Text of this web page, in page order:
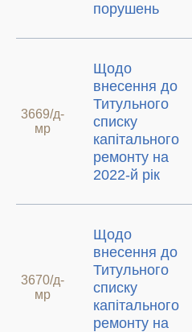
порушень
3669/д-
мр
Щодо
внесення до
Титульного
списку
капітального
ремонту на
2022-й рік
3670/д-
мр
Щодо
внесення до
Титульного
списку
капітального
ремонту на